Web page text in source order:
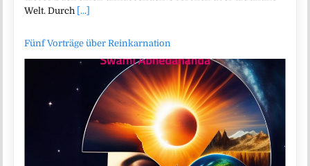
Welt. Durch [...]
Fünf Vorträge über Reinkarnation